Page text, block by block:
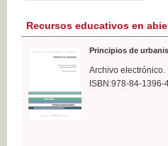
Recursos educativos en
Principios de
Archivo electrónico.
ISBN:978-84-1396-